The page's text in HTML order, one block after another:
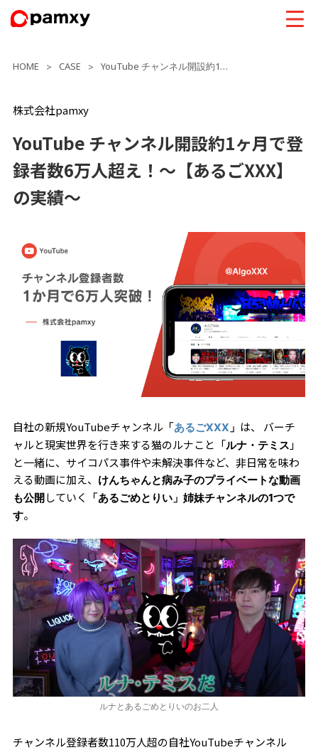
HOME > CASE > YouTube チャンネル開設約1ヶ月で登録者数6万人超え！～【あるごXXX】の実績～
株式会社pamxy
YouTube チャンネル開設約1ヶ月で登
録者数6万人超え！～【あるごXXX】
の実績～
自社の新規YouTubeチャンネル 「あるごXXX 」 は、 バーチ
ャルと現実世界を行き来する猫のルナこと「ルナ・テミス 」
と一緒に、サイコパス事件や未解決事件など、非日常を味わ
える動画に加え、
けんちゃんと病み子のプライベートな動画
も公開していく
「あるごめとりい」姉妹チャンネルの1つで
す。
ルナとあるごめとりいのお二人
チャンネル登録者数110万人超の自社YouTubeチャンネル